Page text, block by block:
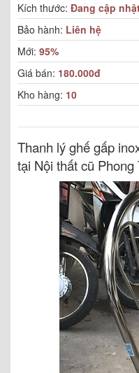
Kích thước: Đang cập
Bảo hành: Liên hệ
Mới: 95%
Giá bán: 180.000đ
Kho hàng: 10
Thanh lý ghế gấp
tại Nội thất cũ Phong